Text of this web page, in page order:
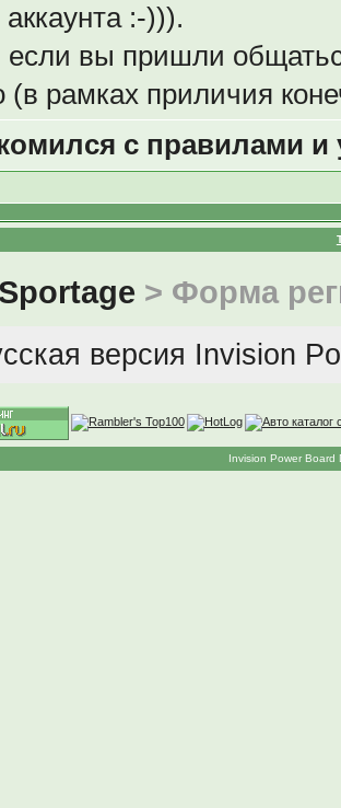
:-))).
если вы пришли
(в рамках приличия
с правилами
> Форма
версия Invision
Invision Power